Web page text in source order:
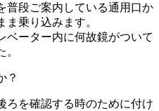
普段ご案内している通用口か
乗り込みます。
ベーター内に何故鏡がついて
？
ろを確認する時のために付け